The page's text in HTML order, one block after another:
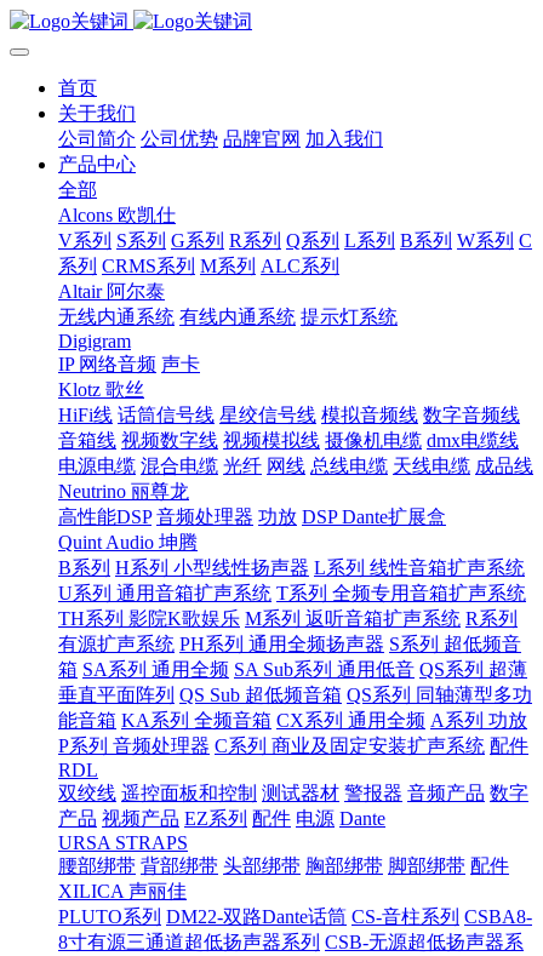
首页
关于我们
公司简介 公司优势 品牌官网 加入我们
产品中心
全部
Alcons 欧凯仕
V系列 S系列 G系列 R系列 Q系列 L系列 B系列 W系列 C
系列 CRMS系列 M系列 ALC系列
Altair 阿尔泰
无线内通系统 有线内通系统 提示灯系统
Digigram
IP 网络音频 声卡
Klotz 歌丝
HiFi线 话筒信号线 星绞信号线 模拟音频线 数字音频线
音箱线 视频数字线 视频模拟线 摄像机电缆 dmx电缆线
电源电缆 混合电缆 光纤 网线 总线电缆 天线电缆 成品线
Neutrino 丽尊龙
高性能DSP 音频处理器 功放 DSP Dante扩展盒
Quint Audio 坤腾
B系列 H系列 小型线性扬声器 L系列 线性音箱扩声系统
U系列 通用音箱扩声系统 T系列 全频专用音箱扩声系统
TH系列 影院K歌娱乐 M系列 返听音箱扩声系统 R系列
有源扩声系统 PH系列 通用全频扬声器 S系列 超低频音
箱 SA系列 通用全频 SA Sub系列 通用低音 QS系列 超薄
垂直平面阵列 QS Sub 超低频音箱 QS系列 同轴薄型多功
能音箱 KA系列 全频音箱 CX系列 通用全频 A系列 功放
P系列 音频处理器 C系列 商业及固定安装扩声系统 配件
RDL
双绞线 遥控面板和控制 测试器材 警报器 音频产品 数字
产品 视频产品 EZ系列 配件 电源 Dante
URSA STRAPS
腰部绑带 背部绑带 头部绑带 胸部绑带 脚部绑带 配件
XILICA 声丽佳
PLUTO系列 DM22-双路Dante话筒 CS-音柱系列 CSBA8-
8寸有源三通道超低扬声器系列 CSB-无源超低扬声器系